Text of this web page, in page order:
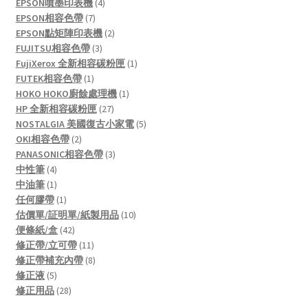
EPSON噴墨印表機 4
EPSON相容色帶 77
products
EPSON點矩陣印表機 22
FUJITSU相容色帶 33
products
FujiXerox 全新相容碳粉匣 11
FUTEK相容色帶 11
product
HOKO HOKO廚餘處理機 11
HP 全新相容碳粉匣 2727
products
NOSTALGIA 美國復古小家電 55
OKI相容色帶 22
products
PANASONIC相容色帶 33
中性筆 44
products
中油筆 11
product
任何膠帶 11
product
估價單/証明單/紙製用品 1010
便條紙/盒 4242
products
修正帶/立可帶 1111
products
修正帶補充內帶 88
修正液 55
products
修正用品 2828